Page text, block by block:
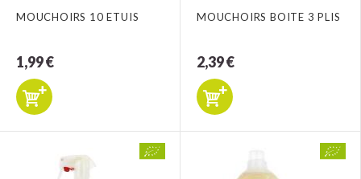
MOUCHOIRS 10 ETUIS
1,99 €
MOUCHOIRS BOITE 3 PLIS
2,39 €